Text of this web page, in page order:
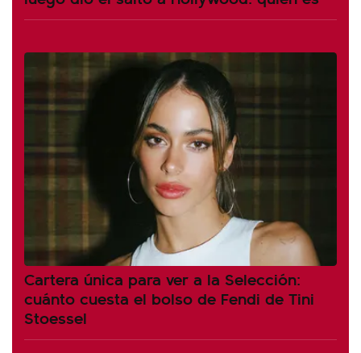
Cartera única para ver a la Selección:
cuánto cuesta el bolso de Fendi de Tini
Stoessel